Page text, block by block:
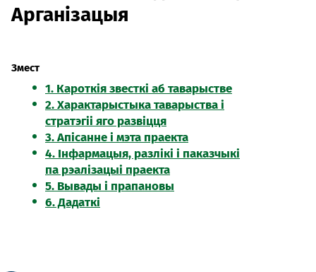
Арганізацыя
Змест
1. Кароткія звесткі аб таварыстве
2. Характарыстыка таварыства і
стратэгіі яго развіцця
3. Апісанне і мэта праекта
4. Інфармацыя, разлікі і паказчыкі
па рэалізацыі праекта
5. Вывады і прапановы
6. Дадаткі